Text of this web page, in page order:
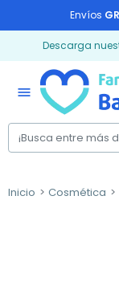
Envíos
Descarga
menu
Inicio Cosmética